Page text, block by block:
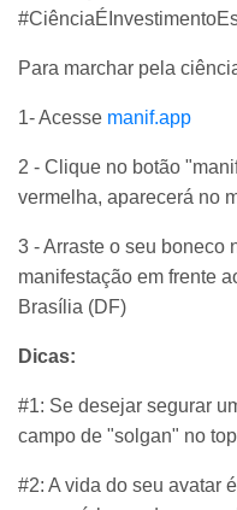
Para marchar pela
1- Acesse manif.app
2 - Clique no botão
vermelha, aparecerá no
3 - Arraste o seu boneco
manifestação em frente
Brasília (DF)
Dicas:
#1: Se desejar segurar
campo de "solgan" no
#2: A vida do seu avatar